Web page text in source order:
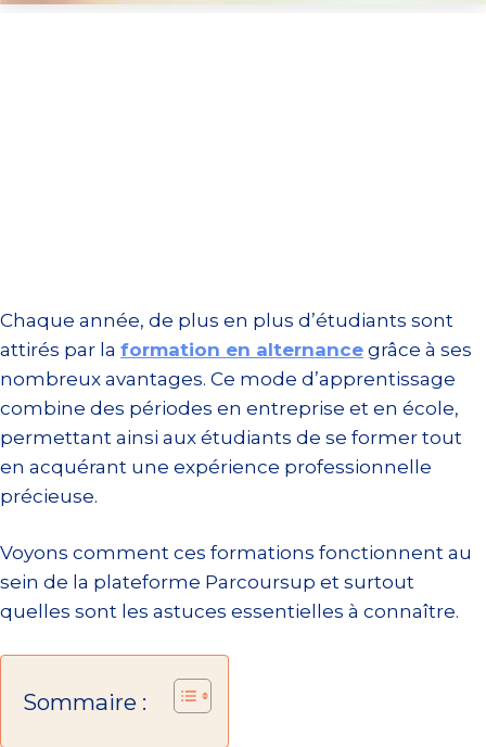
Chaque année, de plus en plus d’étudiants sont
attirés par la formation en alternance grâce à ses
nombreux avantages. Ce mode d’apprentissage
combine des périodes en entreprise et en école,
permettant ainsi aux étudiants de se former tout
en acquérant une expérience professionnelle
précieuse.
Voyons comment ces formations fonctionnent au
sein de la plateforme Parcoursup et surtout
quelles sont les astuces essentielles à connaître.
Sommaire :